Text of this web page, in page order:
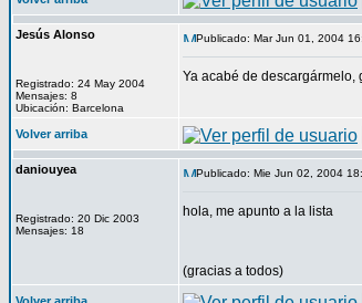
Jesús Alonso
Registrado: 24 May 2004
Mensajes: 8
Ubicación: Barcelona
Publicado: Mar Jun 01, 2004
Ya acabé de descargármelo,
Volver arriba
daniouyea
Registrado: 20 Dic 2003
Mensajes: 18
Publicado: Mie Jun 02, 2004
hola, me apunto a la lista
(gracias a todos)